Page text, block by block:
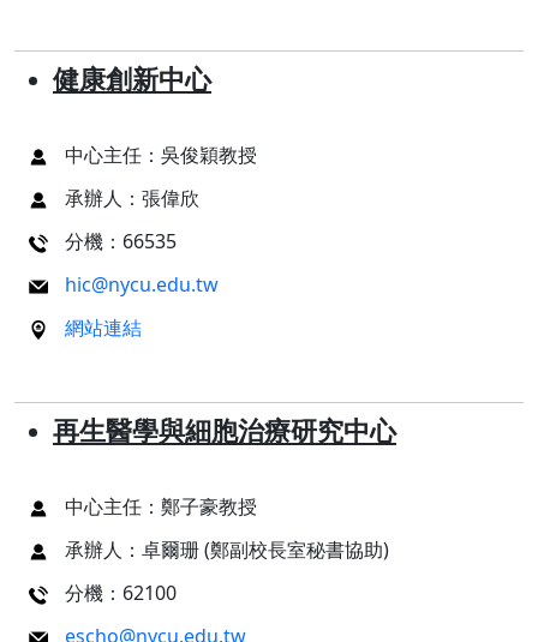
健康創新中心
中心主任：吳俊穎教授
承辦人：張偉欣
分機：66535
hic@nycu.edu.tw
網站連結
再生醫學與細胞治療研究中心
中心主任：鄭子豪教授
承辦人：卓爾珊 (鄭副校長室秘書協助)
分機：62100
escho@nycu.edu.tw